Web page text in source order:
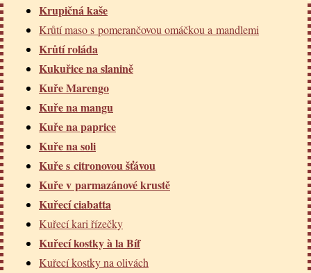
Krupičná kaše
Krůtí maso s pomerančovou omáčkou a mandlemi
Krůtí roláda
Kukuřice na slanině
Kuře Marengo
Kuře na mangu
Kuře na paprice
Kuře na soli
Kuře s citronovou šťávou
Kuře v parmazánové krustě
Kuřecí ciabatta
Kuřecí kari řízečky
Kuřecí kostky à la Bíf
Kuřecí kostky na olivách